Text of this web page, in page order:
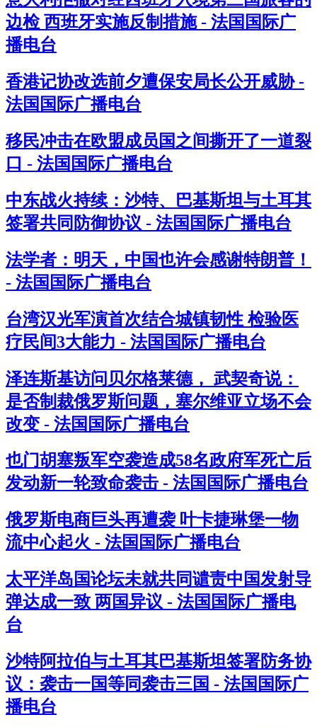
边检 西班牙实施反制措施 - 法国国际广
播电台
香港记协改选前夕遭保安局长公开威胁 -
法国国际广播电台
移民冲击在欧盟成员国之间撕开了一道裂
口 - 法国国际广播电台
中东战火持续：沙特、巴基斯坦与土耳其
签署共同防御协议 - 法国国际广播电台
法学者：明天，中国也许会感谢特朗普！
- 法国国际广播电台
台湾汉光军演首次结合城镇韧性 检验医
疗民间3大能力 - 法国国际广播电台
泽连斯基访问贝尔格莱德， 武契奇说：
是否制裁俄罗斯问题，塞尔维亚立场不会
改变 - 法国国际广播电台
也门胡塞叛军空袭造成58名政府军死亡后
发动新一轮致命袭击 - 法国国际广播电台
俄罗斯电商巨头再遭袭 叶卡捷琳堡一物
流中心起火 - 法国国际广播电台
太平洋岛国论坛未就共同谴责中国发射导
弹达成一致 两国异议 - 法国国际广播电
台
沙特阿拉伯与土耳其巴基斯坦签署防务协
议：袭击一国等同袭击三国 - 法国国际广
播电台